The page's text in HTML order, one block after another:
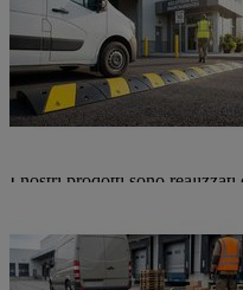
I dossi rallentatori sono un
per la sicurezza stradale.
rallentano efficacemente il
rischio di incidenti e
protezione per pedoni, ciclisti
offre una selezione di dossi
dimensioni e forme, adatti a
I nostri prodotti sono realizzati
qualità e resistenti agli agenti
loro design ergonomico e alle
dossi rallentatori sono
garantiscono una guida sicura